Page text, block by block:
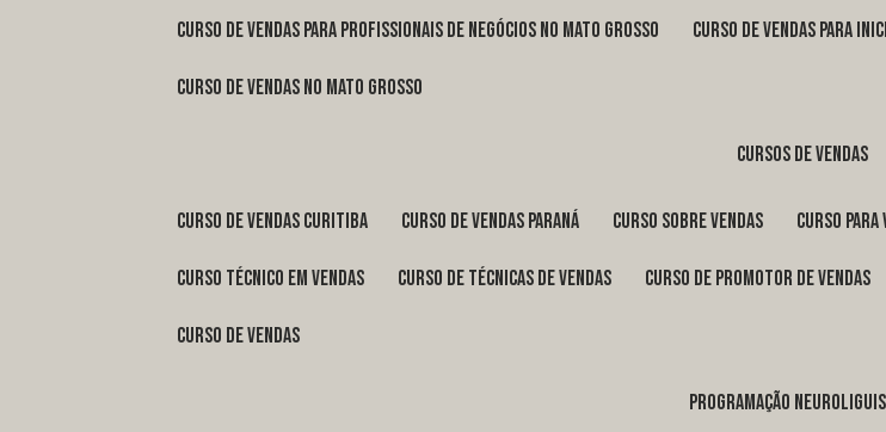
curso de vendas para profissionais de negócios no Mato Grosso curso de vendas para
curso de vendas no Mato Grosso
cursos de vendas
curso de vendas Curitiba curso de vendas Paraná curso sobre vendas curso para
curso técnico em vendas curso de técnicas de vendas curso de promotor de vendas
curso de vendas
programação